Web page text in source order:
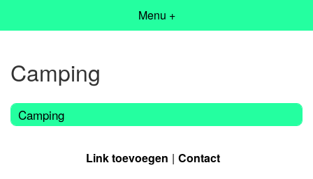
Menu +
Camping
Camping
Link toevoegen Contact